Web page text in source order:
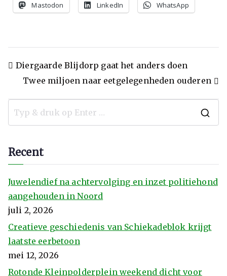
Mastodon LinkedIn WhatsApp
Diergaarde Blijdorp gaat het anders doen
Twee miljoen naar eetgelegenheden ouderen
Recent
Juwelendief na achtervolging en inzet politiehond
aangehouden in Noord
juli 2, 2026
Creatieve geschiedenis van Schiekadeblok krijgt
laatste eerbetoon
mei 12, 2026
Rotonde Kleinpolderplein weekend dicht voor